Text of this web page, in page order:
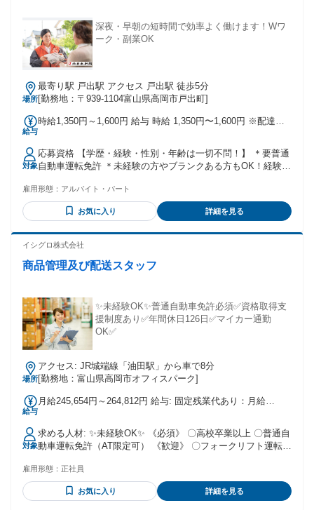
深夜・早朝の短時間で効率よく働けます！Wワ
ーク・副業OK
場所
最寄り駅 戸出駅 アクセス 戸出駅 徒歩5分
[勤務地：〒939-1104富山県高岡市戸出町]
給与
時給1,350円～1,600円 給与 時給 1,350円〜1,600円 ※配達部
用・研修 試用・研修の有無：どちらもなし
対象
応募資格 【学歴・経験・性別・年齢は一切不問！】 ＊要普通
自動車運転免許 ＊未経験の方やブランクある方もOK！経験者
躍中！ ※18歳以上の方（法令による） ＜下記に当てはまる方
はぜひ！＞ ＊車の運転が好き ＊早朝の時間帯を有効活用して
稼ぎたい ＊配達や配送、運送業、ドライバーなどの経験を活
雇用形態： アルバイト・パート
お気に入り 詳細を見る
イシグロ株式会社
商品管理及び配送スタッフ
✨未経験OK✨普通自動車免許必須✅資格取得支
援制度あり✅年間休日126日✅マイカー通勤
OK✅
場所
アクセス: JR城端線「油田駅」から車で8分
[勤務地：富山県高岡市オフィスパーク]
給与
月給245,654円～264,812円 給与: 固定残業代あり：月給
￥33,314〜￥35,912（20時間相当分）を含む。20時間を超え
る残業代は追加で支給する。 〇昇給あり 〇賞与あり（計5ヶ
月分） 〇交通費全額支給
対象
求める人材: ✨未経験OK✨ 《必須》 〇高校卒業以上 〇普通自
動車運転免許（AT限定可） 《歓迎》 〇フォークリフト運転技
者歓迎 〇ブランクOK 〇ハローワークで求職中の方
雇用形態： 正社員
お気に入り 詳細を見る